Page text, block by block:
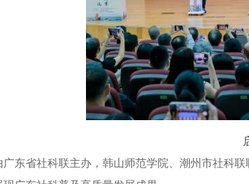
省社科联主办，韩山师范学院、潮州市社科联